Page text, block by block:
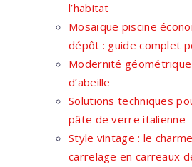
l’habitat
Mosaïque piscine
dépôt : guide complet
Modernité
d’abeille
Solutions techniques
pâte de verre italienne
Style vintage : le
carrelage en carreaux